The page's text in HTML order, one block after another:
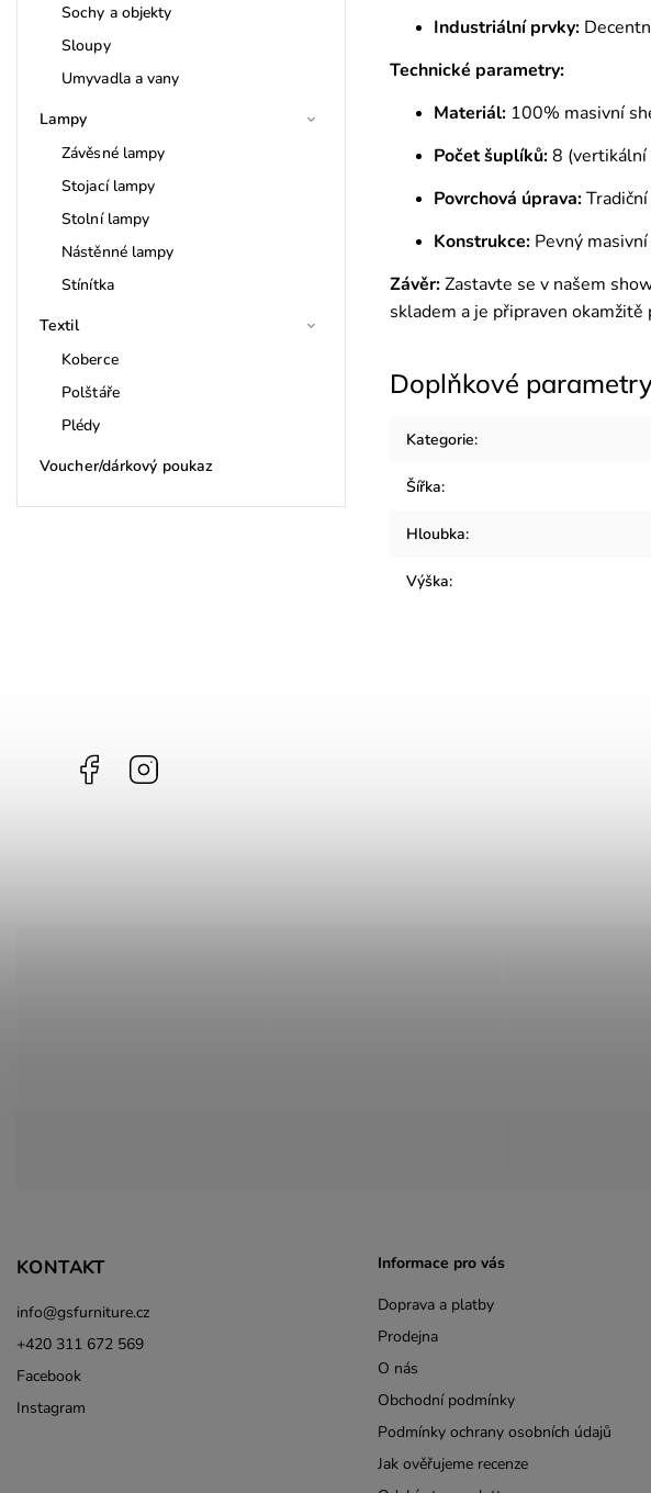
Sochy a objekty
Sloupy
Umyvadla a vany
Lampy
Závěsné lampy
Stojací lampy
Stolní lampy
Nástěnné lampy
Stínítka
Textil
Koberce
Polštáře
Plédy
Voucher/dárkový poukaz
Industriální prvky:
Technické parametry:
Materiál: 100% masivní
Počet šuplíků:8 (vertikální
Povrchová úprava:
Konstrukce: Pevný
Závěr:Zastavte se v našem
skladem a je připraven
Doplňkové
Kategorie:
Šířka:
Hloubka:
Výška:
Facebook
KONTAKT
info@gsfurniture.cz
+420 311 672 569
Facebook
Instagram
Informace pro vás
Doprava a platby
Prodejna
O nás
Obchodní podmínky
Podmínky ochrany osobních údajů
Jak ověřujeme recenze